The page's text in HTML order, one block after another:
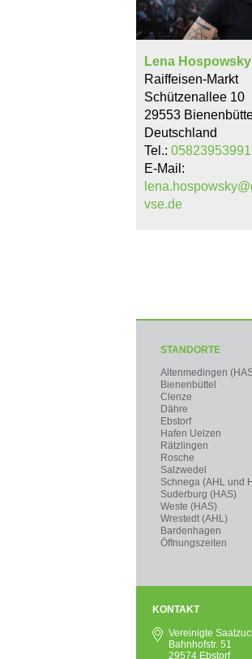
Lena Hospowsky
Raiffeisen-Markt
Schützenallee 10
29553
Deutschland
Tel.:
E-Mail:
vse.de
STANDORTE
Altenmedingen
Bienenbüttel
Clenze
Dähre
Ebstorf
Hafen Uelzen
Rätzlingen
Rosche
Salzwedel
Schnega (AHL und
Suderburg (HAS)
Weste (HAS)
Wrestedt (AHL)
Bardenhagen
Öffnungszeiten
KONTAKT
Vereinigte
Bahnhofstr. 51
29574 Ebstorf